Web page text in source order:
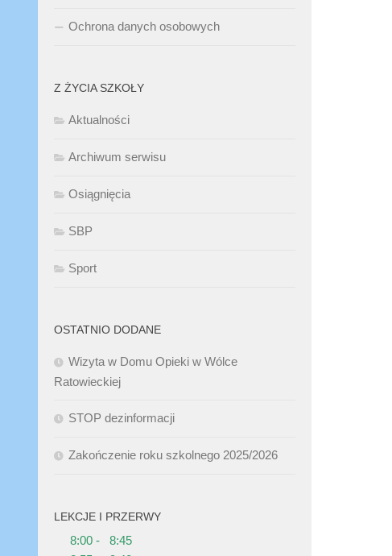
Ochrona danych osobowych
Z ŻYCIA SZKOŁY
Aktualności
Archiwum serwisu
Osiągnięcia
SBP
Sport
OSTATNIO DODANE
Wizyta w Domu Opieki w Wólce
Ratowieckiej
STOP dezinformacji
Zakończenie roku szkolnego 2025/2026
LEKCJE I PRZERWY
8:00 - 8:45